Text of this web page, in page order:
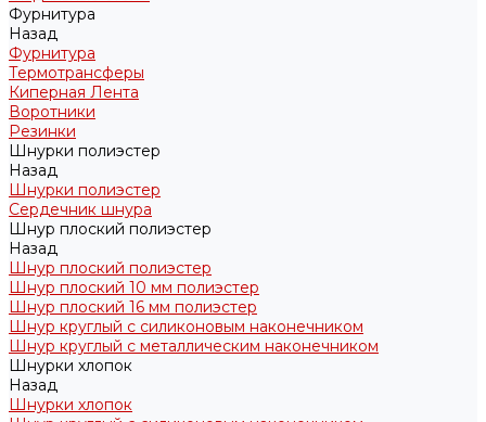
Фурнитура
Назад
Фурнитура
Термотрансферы
Киперная Лента
Воротники
Резинки
Шнурки полиэстер
Назад
Шнурки полиэстер
Сердечник шнура
Шнур плоский полиэстер
Назад
Шнур плоский полиэстер
Шнур плоский 10 мм полиэстер
Шнур плоский 16 мм полиэстер
Шнур круглый с силиконовым наконечником
Шнур круглый с металлическим наконечником
Шнурки хлопок
Назад
Шнурки хлопок